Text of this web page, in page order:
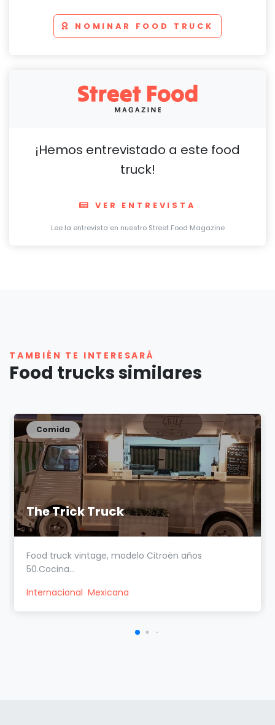
NOMINAR FOOD TRUCK
¡Hemos entrevistado a este food
truck!
VER ENTREVISTA
Lee la entrevista en nuestro Street Food Magazine
TAMBIÉN TE INTERESARÁ
Food trucks similares
The Trick Truck
Comida
Food truck vintage, modelo Citroën años
50.Cocina...
Internacional Mexicana